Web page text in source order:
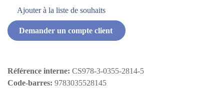
Ajouter à la liste de souhaits
Demander un compte client
Référence interne: CS978-3-0355-2814-5
Code-barres: 9783035528145